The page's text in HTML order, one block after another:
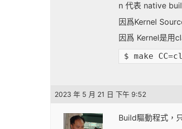
n 代表 native
因爲Kernel
因爲 Kernel是用
2023 年 5 月 21 日 下午 9:52
Build驅動程式，